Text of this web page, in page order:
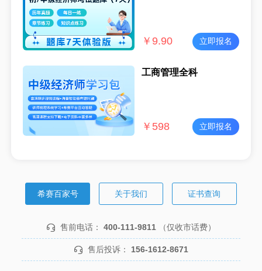
￥ 9.90 立即报名
工商管理全科
￥ 598 立即报名
希赛百家号 关于我们 证书查询
售前电话： 400-111-9811 （仅收市话费）
售后投诉： 156-1612-8671